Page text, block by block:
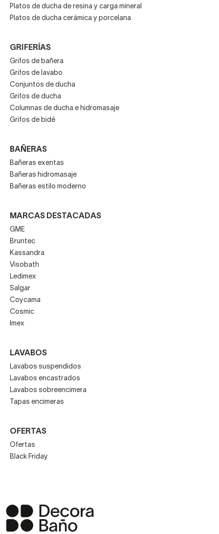
Platos de ducha de resina y carga mineral
Platos de ducha cerámica y porcelana
GRIFERÍAS
Grifos de bañera
Grifos de lavabo
Conjuntos de ducha
Grifos de ducha
Columnas de ducha e hidromasaje
Grifos de bidé
BAÑERAS
Bañeras exentas
Bañeras hidromasaje
Bañeras estilo moderno
MARCAS DESTACADAS
GME
Bruntec
Kassandra
Visobath
Ledimex
Salgar
Coycama
Cosmic
Imex
LAVABOS
Lavabos suspendidos
Lavabos encastrados
Lavabos sobreencimera
Tapas encimeras
OFERTAS
Ofertas
Black Friday